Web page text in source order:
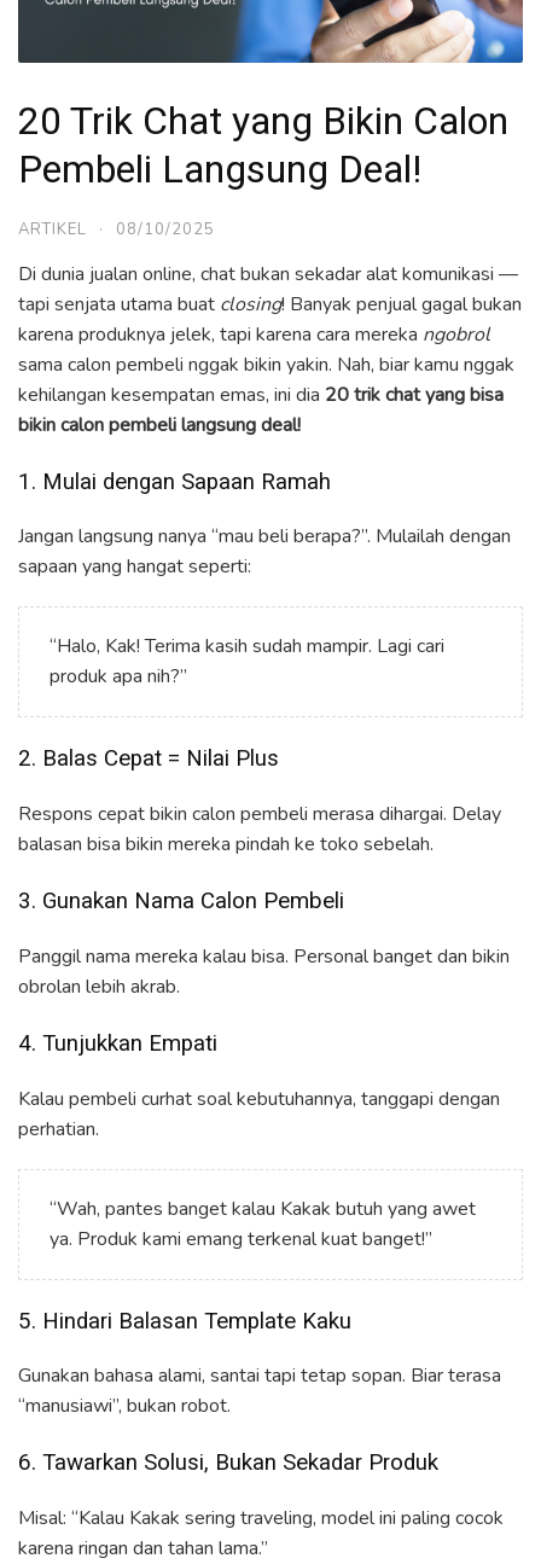
20 Trik Chat yang Bikin Calon
Pembeli Langsung Deal!
ARTIKEL · 08/10/2025
Di dunia jualan online, chat bukan sekadar alat komunikasi —
tapi senjata utama buat closing! Banyak penjual gagal bukan
karena produknya jelek, tapi karena cara mereka ngobrol
sama calon pembeli nggak bikin yakin. Nah, biar kamu nggak
kehilangan kesempatan emas, ini dia 20 trik chat yang bisa
bikin calon pembeli langsung deal!
1. Mulai dengan Sapaan Ramah
Jangan langsung nanya “mau beli berapa?”. Mulailah dengan
sapaan yang hangat seperti:
“Halo, Kak! Terima kasih sudah mampir. Lagi cari
produk apa nih?”
2. Balas Cepat = Nilai Plus
Respons cepat bikin calon pembeli merasa dihargai. Delay
balasan bisa bikin mereka pindah ke toko sebelah.
3. Gunakan Nama Calon Pembeli
Panggil nama mereka kalau bisa. Personal banget dan bikin
obrolan lebih akrab.
4. Tunjukkan Empati
Kalau pembeli curhat soal kebutuhannya, tanggapi dengan
perhatian.
“Wah, pantes banget kalau Kakak butuh yang awet
ya. Produk kami emang terkenal kuat banget!”
5. Hindari Balasan Template Kaku
Gunakan bahasa alami, santai tapi tetap sopan. Biar terasa
“manusiawi”, bukan robot.
6. Tawarkan Solusi, Bukan Sekadar Produk
Misal: “Kalau Kakak sering traveling, model ini paling cocok
karena ringan dan tahan lama.”